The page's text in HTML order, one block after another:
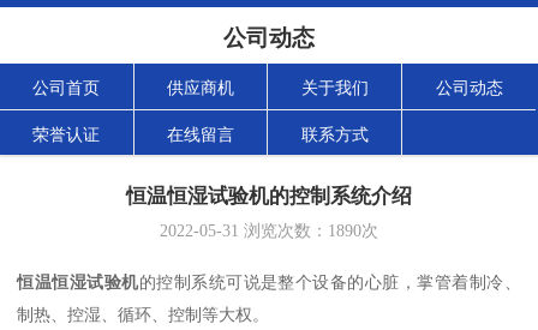
公司动态
公司首页 供应商机 关于我们 公司动态
荣誉认证 在线留言 联系方式
恒温恒湿试验机的控制系统介绍
2022-05-31 浏览次数： 1890次
恒温恒湿试验机的控制系统可说是整个设备的心脏，掌管着制冷、
制热、控湿、循环、控制等大权。